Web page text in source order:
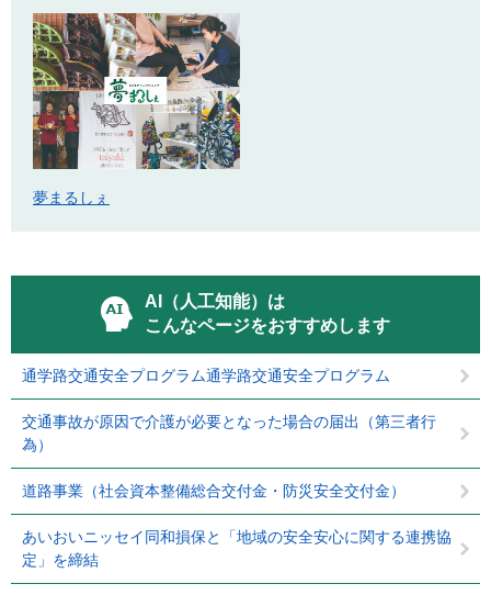
夢まるしぇ
AI（人工知能）は
こんなページをおすすめします
通学路交通安全プログラム通学路交通安全プログラム
交通事故が原因で介護が必要となった場合の届出（第三者行
為）
道路事業（社会資本整備総合交付金・防災安全交付金）
あいおいニッセイ同和損保と「地域の安全安心に関する連携協
定」を締結